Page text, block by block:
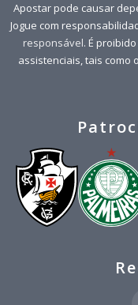
Apostar pode causar
Jogue com
responsável. É
assistenciais, tais como